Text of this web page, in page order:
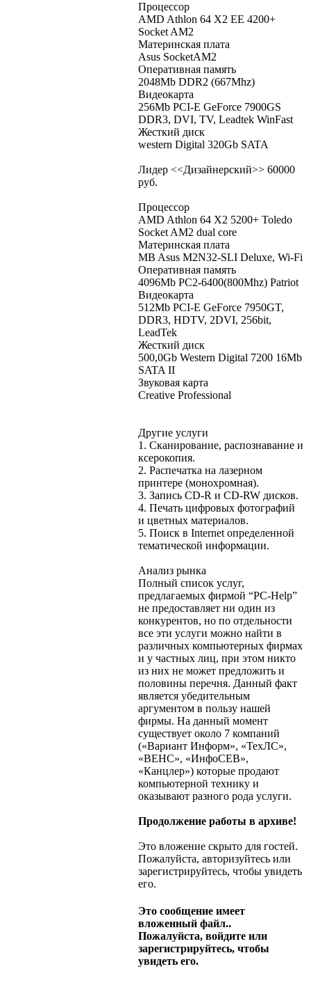
Процессор
AMD Athlon 64 X2 EE 4200+
Socket AM2
Материнская плата
Asus SocketAM2
Оперативная память
2048Mb DDR2 (667Mhz)
Видеокарта
256Mb PCI-E GeForce 7900GS
DDR3, DVI, TV, Leadtek WinFast
Жесткий диск
western Digital 320Gb SATA
Лидер <<Дизайнерский>> 60000
руб.
Процессор
AMD Athlon 64 X2 5200+ Toledo
Socket AM2 dual core
Материнская плата
MB Asus M2N32-SLI Deluxe, Wi-Fi
Оперативная память
4096Mb PC2-6400(800Mhz) Patriot
Видеокарта
512Mb PCI-E GeForce 7950GT,
DDR3, HDTV, 2DVI, 256bit,
LeadTek
Жесткий диск
500,0Gb Western Digital 7200 16Mb
SATA II
Звуковая карта
Creative Professional
Другие услуги
1. Сканирование, распознавание и
ксерокопия.
2. Распечатка на лазерном
принтере (монохромная).
3. Запись CD-R и CD-RW дисков.
4. Печать цифровых фотографий
и цветных материалов.
5. Поиск в Internet определенной
тематической информации.
Анализ рынка
Полный список услуг,
предлагаемых фирмой “PC-Help”
не предоставляет ни один из
конкурентов, но по отдельности
все эти услуги можно найти в
различных компьютерных фирмах
и у частных лиц, при этом никто
из них не может предложить и
половины перечня. Данный факт
является убедительным
аргументом в пользу нашей
фирмы. На данный момент
существует около 7 компаний
(«Вариант Информ», «ТехЛС»,
«ВЕНС», «ИнфоСЕВ»,
«Канцлер») которые продают
компьютерной технику и
оказывают разного рода услуги.
Продолжение работы в архиве!
Это вложение скрыто для гостей.
Пожалуйста, авторизуйтесь или
зарегистрируйтесь, чтобы увидеть
его.
Это сообщение имеет
вложенный файл..
Пожалуйста, войдите или
зарегистрируйтесь, чтобы
увидеть его.